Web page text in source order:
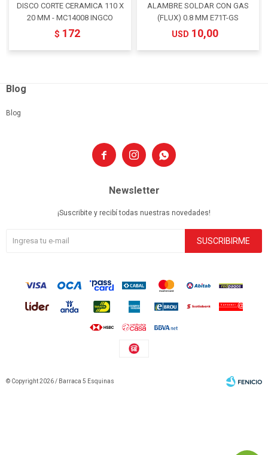
DISCO CORTE CERAMICA 110 X
20 MM - MC14008 INGCO
$ 172
ALAMBRE SOLDAR CON GAS
(FLUX) 0.8 MM E71T-GS
USD 10,00
  
Blog
Blog
Newsletter
¡Suscribite y recibí todas nuestras novedades!
SUSCRIBIRME
© Copyright 2026 / Barraca 5 Esquinas